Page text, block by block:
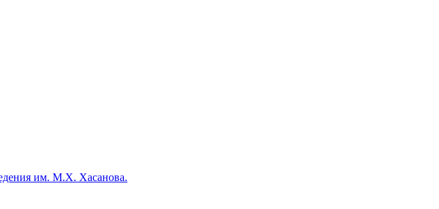
им. М.Х. Хасанова.